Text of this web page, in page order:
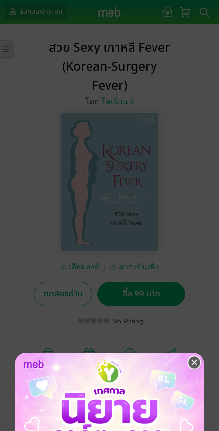
ล็อกอินเข้าระบบ
สวย Sexy เกาหลี Fever
(Korean-Surgery
Fever)
โดย โคเรียน ลี
เดียมองต์ สาระบันเทิง
ทดลองอ่าน ซื้อ 99 บาท
No Rating
อยากได้ ซื้อเป็นของขวัญ แชร์
ความเชื่อดั้งเดิม ทัศนคติในด้านความงาม และประเพณี
ประพฤติปฏิบัติบางอย่างในเกาหลีนั้นมีส่วนอย่างมากใน
การทำให้เกาหลีเป็นดินแดนที่มีการทำศัลยกรรมเสริม